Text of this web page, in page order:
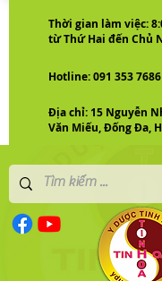
Thời gian làm việc:
từ Thứ Hai đến Chủ
Hotline: 091 353 7686
Địa chỉ: 15 Nguyễn
Văn Miếu, Đống Đa,